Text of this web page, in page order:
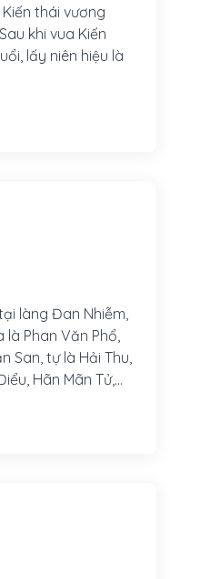
thái vương
khi vua Kiến
lấy niên hiệu là
làng Đan Nhiễm,
là Phan Văn Phổ,
San, tự là Hải Thu,
Hãn Mãn Tử,